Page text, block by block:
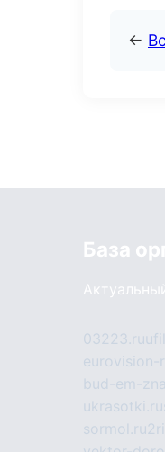
←
База
03223.ru
eurovision-
bud-em-
ukrasotki.ru
sormol.ru